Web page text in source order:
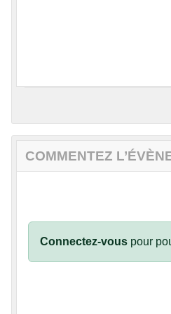
COMMENTEZ
Connectez-vous pour